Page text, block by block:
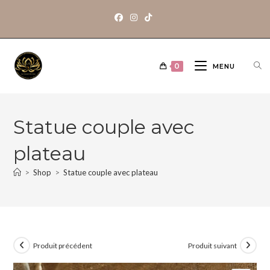
0 MENU
Statue couple avec
plateau
> Shop > Statue couple avec plateau
Produit précédent Produit suivant